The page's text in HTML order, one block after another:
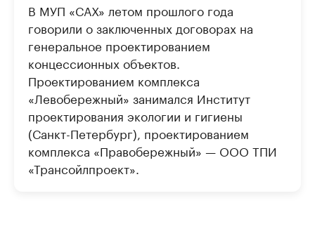
В МУП «САХ» летом прошлого года
говорили о заключенных договорах на
генеральное проектированием
концессионных объектов.
Проектированием комплекса
«Левобережный» занимался Институт
проектирования экологии и гигиены
(Санкт-Петербург), проектированием
комплекса «Правобережный» — ООО ТПИ
«Трансойлпроект».